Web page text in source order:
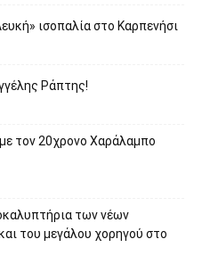
ισοπαλία στο Καρπενήσι
Ράπτης!
τον 20χρονο Χαράλαμπο
των νέων
του μεγάλου χορηγού στο